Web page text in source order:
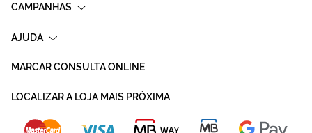
CAMPANHAS
AJUDA
MARCAR CONSULTA ONLINE
LOCALIZAR A LOJA MAIS PRÓXIMA